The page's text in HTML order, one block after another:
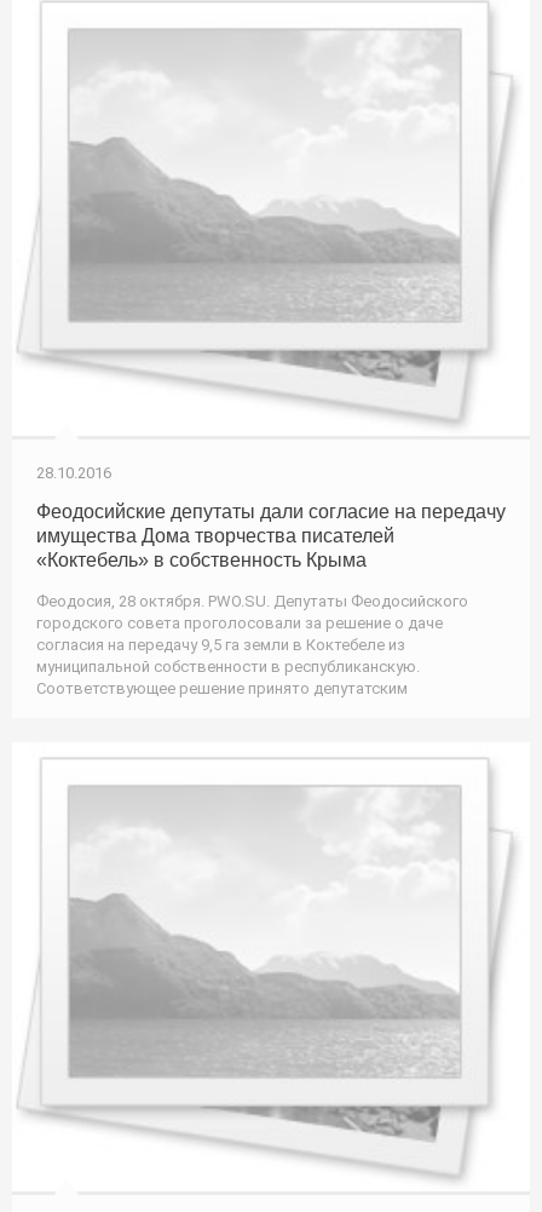
28.10.2016
Феодосийские депутаты дали согласие на передачу
имущества Дома творчества писателей
«Коктебель» в собственность Крыма
Феодосия, 28 октября. PWO.SU. Депутаты Феодосийского
городского совета проголосовали за решение о даче
согласия на передачу 9,5 га земли в Коктебеле из
муниципальной собственности в республиканскую.
Соответствующее решение принято депутатским